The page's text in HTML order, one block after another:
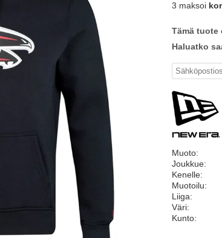
3 maksoi
Tämä tuote
Haluatko
Muoto:
Joukkue:
Kenelle:
Muotoilu:
Liiga:
Väri:
Kunto: